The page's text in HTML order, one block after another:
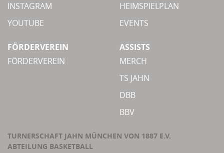
INSTAGRAM
YOUTUBE
HEIMSPIELPLAN
EVENTS
FÖRDERVEREIN
FÖRDERVEREIN
ASSISTS
MERCH
TS JAHN
DBB
BBV
TURNERSCHAFT JAHN MÜNCHEN VON 1887 E.V.
ABTEILUNG BASKETBALL